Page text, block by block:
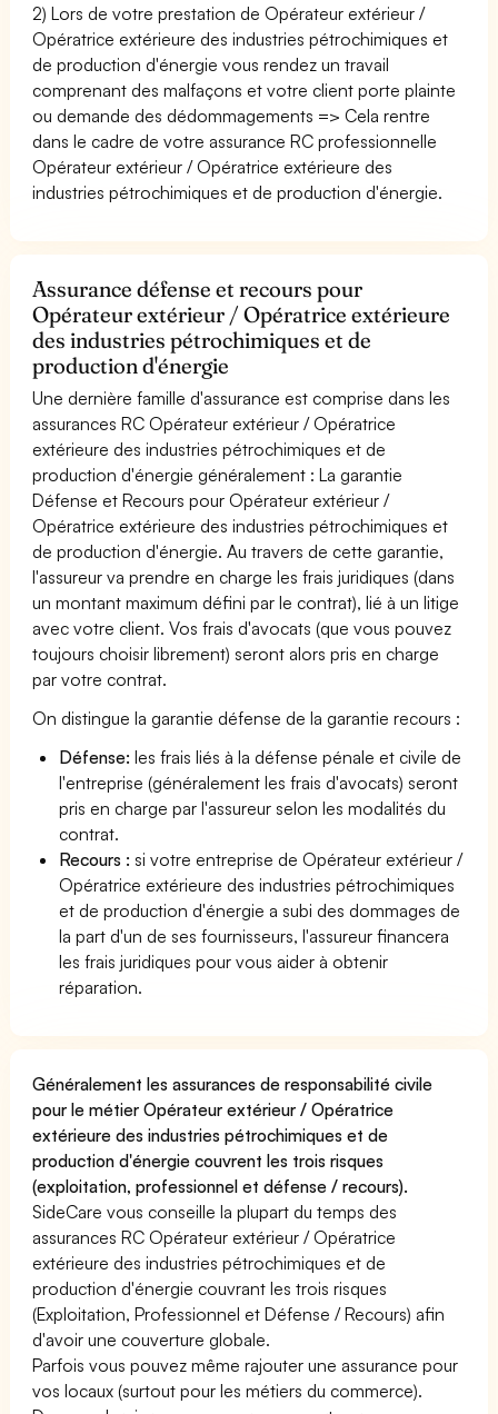
2) Lors de votre prestation de Opérateur extérieur /
Opératrice extérieure des industries pétrochimiques et
de production d'énergie vous rendez un travail
comprenant des malfaçons et votre client porte plainte
ou demande des dédommagements => Cela rentre
dans le cadre de votre assurance RC professionnelle
Opérateur extérieur / Opératrice extérieure des
industries pétrochimiques et de production d'énergie.
Assurance défense et recours pour
Opérateur extérieur / Opératrice extérieure
des industries pétrochimiques et de
production d'énergie
Une dernière famille d'assurance est comprise dans les
assurances RC Opérateur extérieur / Opératrice
extérieure des industries pétrochimiques et de
production d'énergie généralement : La garantie
Défense et Recours pour Opérateur extérieur /
Opératrice extérieure des industries pétrochimiques et
de production d'énergie. Au travers de cette garantie,
l'assureur va prendre en charge les frais juridiques (dans
un montant maximum défini par le contrat), lié à un litige
avec votre client. Vos frais d'avocats (que vous pouvez
toujours choisir librement) seront alors pris en charge
par votre contrat.
On distingue la garantie défense de la garantie recours :
Défense: les frais liés à la défense pénale et civile de
l'entreprise (généralement les frais d'avocats) seront
pris en charge par l'assureur selon les modalités du
contrat.
Recours : si votre entreprise de Opérateur extérieur /
Opératrice extérieure des industries pétrochimiques
et de production d'énergie a subi des dommages de
la part d'un de ses fournisseurs, l'assureur financera
les frais juridiques pour vous aider à obtenir
réparation.
Généralement les assurances de responsabilité civile
pour le métier Opérateur extérieur / Opératrice
extérieure des industries pétrochimiques et de
production d'énergie couvrent les trois risques
(exploitation, professionnel et défense / recours).
SideCare vous conseille la plupart du temps des
assurances RC Opérateur extérieur / Opératrice
extérieure des industries pétrochimiques et de
production d'énergie couvrant les trois risques
(Exploitation, Professionnel et Défense / Recours) afin
d'avoir une couverture globale.
Parfois vous pouvez même rajouter une assurance pour
vos locaux (surtout pour les métiers du commerce).